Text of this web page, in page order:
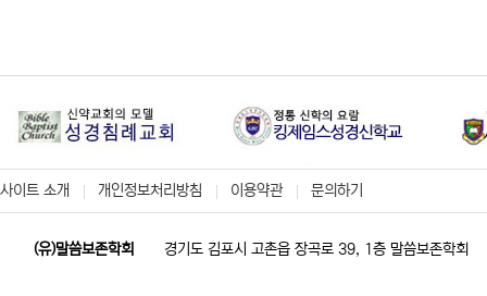
사이트 소개 개인정보처리방침 이용약관 문의하기
(유)말씀보존학회 경기도 김포시 고촌읍 장곡로 39, 1층 말씀보존학회